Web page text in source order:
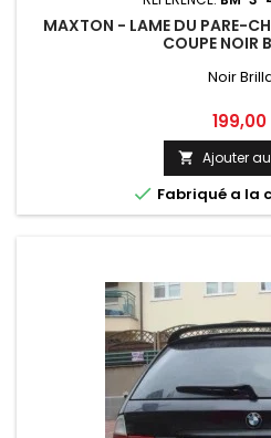
MAXTON - LAME DU PARE-
COUPE NOIR
Noir
Prix
 Ajouter
 Fabriqué a la